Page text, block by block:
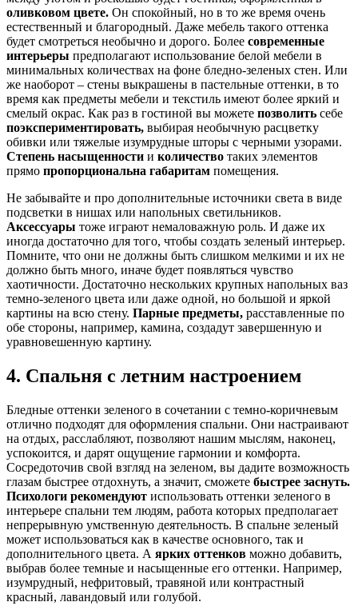
оливковом цвете. Он спокойный, но в то же время очень
естественный и благородный. Даже мебель такого оттенка
будет смотреться необычно и дорого. Более современные
интерьеры предполагают использование белой мебели в
минимальных количествах на фоне бледно-зеленых стен. Или
же наоборот – стены выкрашены в пастельные оттенки, в то
время как предметы мебели и текстиль имеют более яркий и
смелый окрас. Как раз в гостиной вы можете позволить себе
поэкспериментировать, выбирая необычную расцветку
обивки или тяжелые изумрудные шторы с черными узорами.
Степень насыщенности и количество таких элементов
прямо пропорциональна габаритам помещения.
Не забывайте и про дополнительные источники света в виде
подсветки в нишах или напольных светильников.
Аксессуары тоже играют немаловажную роль. И даже их
иногда достаточно для того, чтобы создать зеленый интерьер.
Помните, что они не должны быть слишком мелкими и их не
должно быть много, иначе будет появляться чувство
хаотичности. Достаточно нескольких крупных напольных ваз
темно-зеленого цвета или даже одной, но большой и яркой
картины на всю стену. Парные предметы, расставленные по
обе стороны, например, камина, создадут завершенную и
уравновешенную картину.
4. Спальня с летним настроением
Бледные оттенки зеленого в сочетании с темно-коричневым
отлично подходят для оформления спальни. Они настраивают
на отдых, расслабляют, позволяют нашим мыслям, наконец,
успокоится, и дарят ощущение гармонии и комфорта.
Сосредоточив свой взгляд на зеленом, вы дадите возможность
глазам быстрее отдохнуть, а значит, сможете быстрее заснуть.
Психологи рекомендуют использовать оттенки зеленого в
интерьере спальни тем людям, работа которых предполагает
непрерывную умственную деятельность. В спальне зеленый
может использоваться как в качестве основного, так и
дополнительного цвета. А ярких оттенков можно добавить,
выбрав более темные и насыщенные его оттенки. Например,
изумрудный, нефритовый, травяной или контрастный
красный, лавандовый или голубой.